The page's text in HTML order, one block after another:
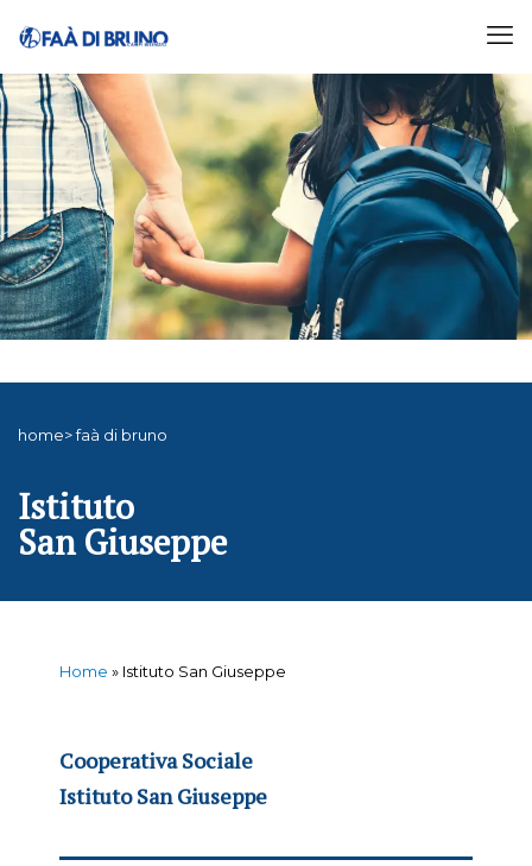
home> faà di bruno
Istituto
San Giuseppe
Home » Istituto San Giuseppe
Cooperativa Sociale
Istituto San Giuseppe